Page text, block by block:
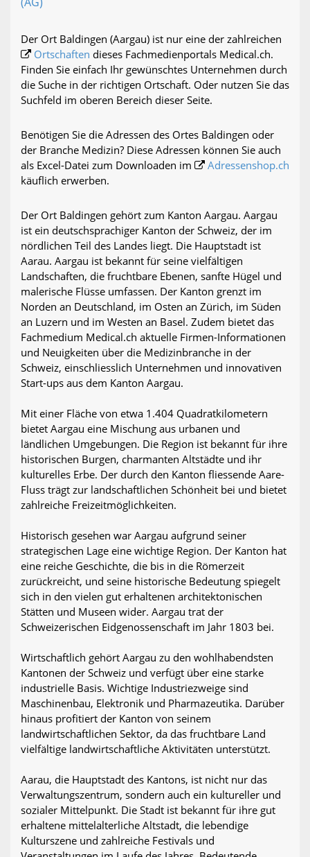
Der Ort Baldingen (Aargau) ist nur eine der zahlreichen
Ortschaften dieses Fachmedienportals Medical.ch.
Finden Sie einfach Ihr gewünschtes Unternehmen durch
die Suche in der richtigen Ortschaft. Oder nutzen Sie das
Suchfeld im oberen Bereich dieser Seite.
Benötigen Sie die Adressen des Ortes Baldingen oder
der Branche Medizin? Diese Adressen können Sie auch
als Excel-Datei zum Downloaden im
Adressenshop.ch
käuflich erwerben.
Der Ort Baldingen gehört zum Kanton Aargau. Aargau
ist ein deutschsprachiger Kanton der Schweiz, der im
nördlichen Teil des Landes liegt. Die Hauptstadt ist
Aarau. Aargau ist bekannt für seine vielfältigen
Landschaften, die fruchtbare Ebenen, sanfte Hügel und
malerische Flüsse umfassen. Der Kanton grenzt im
Norden an Deutschland, im Osten an Zürich, im Süden
an Luzern und im Westen an Basel. Zudem bietet das
Fachmedium Medical.ch aktuelle Firmen-Informationen
und Neuigkeiten über die Medizinbranche in der
Schweiz, einschliesslich Unternehmen und innovativen
Start-ups aus dem Kanton Aargau.
Mit einer Fläche von etwa 1.404 Quadratkilometern
bietet Aargau eine Mischung aus urbanen und
ländlichen Umgebungen. Die Region ist bekannt für ihre
historischen Burgen, charmanten Altstädte und ihr
kulturelles Erbe. Der durch den Kanton fliessende Aare-
Fluss trägt zur landschaftlichen Schönheit bei und bietet
zahlreiche Freizeitmöglichkeiten.
Historisch gesehen war Aargau aufgrund seiner
strategischen Lage eine wichtige Region. Der Kanton hat
eine reiche Geschichte, die bis in die Römerzeit
zurückreicht, und seine historische Bedeutung spiegelt
sich in den vielen gut erhaltenen architektonischen
Stätten und Museen wider. Aargau trat der
Schweizerischen Eidgenossenschaft im Jahr 1803 bei.
Wirtschaftlich gehört Aargau zu den wohlhabendsten
Kantonen der Schweiz und verfügt über eine starke
industrielle Basis. Wichtige Industriezweige sind
Maschinenbau, Elektronik und Pharmazeutika. Darüber
hinaus profitiert der Kanton von seinem
landwirtschaftlichen Sektor, da das fruchtbare Land
vielfältige landwirtschaftliche Aktivitäten unterstützt.
Aarau, die Hauptstadt des Kantons, ist nicht nur das
Verwaltungszentrum, sondern auch ein kultureller und
sozialer Mittelpunkt. Die Stadt ist bekannt für ihre gut
erhaltene mittelalterliche Altstadt, die lebendige
Kulturszene und zahlreiche Festivals und